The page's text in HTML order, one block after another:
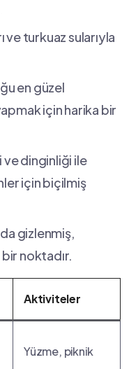
‌ve turkuaz sularıyla
en ​güzel
için harika bir‍
ve dinginliği ile
için biçilmiş
gizlenmiş,
‍noktadır.
Aktiviteler
Yüzme, piknik